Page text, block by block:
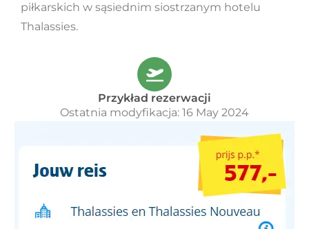
piłkarskich w sąsiednim siostrzanym hotelu
Thalassies.
Przykład rezerwacji
Ostatnia modyfikacja: 16 May 2024